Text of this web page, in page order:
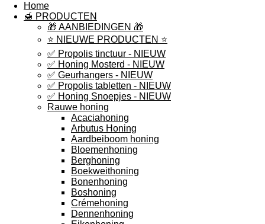
Home
🍯 PRODUCTEN
🎁 AANBIEDINGEN 🎁
⭐️ NIEUWE PRODUCTEN ⭐️
✅ Propolis tinctuur - NIEUW
✅ Honing Mosterd - NIEUW
✅ Geurhangers - NIEUW
✅ Propolis tabletten - NIEUW
✅ Honing Snoepjes - NIEUW
Rauwe honing
Acaciahoning
Arbutus Honing
Aardbeiboom honing
Bloemenhoning
Berghoning
Boekweithoning
Bonenhoning
Boshoning
Crémehoning
Dennenhoning